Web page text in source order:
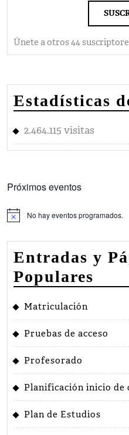
Únete a otros 44
Estadísticas
2.464.115 visitas
Próximos eventos
Aviso No hay eventos programados.
Entradas y
Populares
Matriculación
Pruebas de acceso
Profesorado
Planificación inicio de
Plan de Estudios